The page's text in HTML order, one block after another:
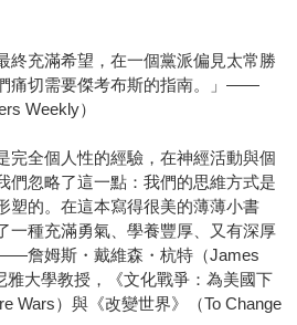
終充滿希望，在一個黨派偏見太常勝
痛切需要傑考布斯的指南。」——
Weekly）
完全個人性的經驗，在神經活動與個
們忽略了這一點：我們的思維方式是
塑的。在這本寫得很美的薄薄小書
一種充滿勇氣、學養豐厚、又有深厚
詹姆斯・戴維森・杭特（James
雅大學教授，《文化戰爭：為美國下
Wars）與《改變世界》（To Change